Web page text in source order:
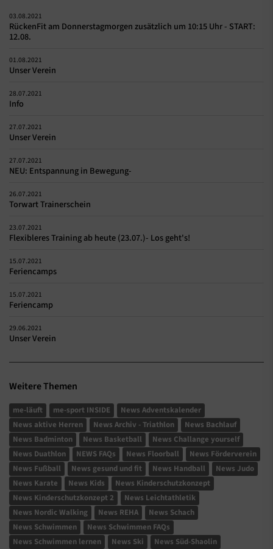
03.08.2021
RückenFit am Donnerstagmorgen zusätzlich um 10:15 Uhr - START:
12.08.
01.08.2021
Unser Verein
28.07.2021
Info
27.07.2021
Unser Verein
27.07.2021
NEU: Entspannung in Bewegung-
26.07.2021
Torwart Trainerschein
23.07.2021
Flexibleres Training ab heute (23.07.)- Los geht's!
15.07.2021
Feriencamps
15.07.2021
Feriencamp
29.06.2021
Unser Verein
Weitere Themen
me-läuft me-sport INSIDE
News Adventskalender
News aktive Herren
News Archiv - Triathlon
News Bachlauf
News Badminton
News Basketball
News Challange yourself
News Duathlon
NEWS FAQs News Floorball
News Förderverein
News Fußball
News gesund und fit News Handball
News Judo
News Karate
News Kids
News Kinderschutzkonzept
News Kinderschutzkonzept 2
News Leichtathletik
News Nordic Walking
News REHA
News Schach
News Schwimmen
News Schwimmen FAQs
News Schwimmen lernen
News Ski News Süd-Shaolin